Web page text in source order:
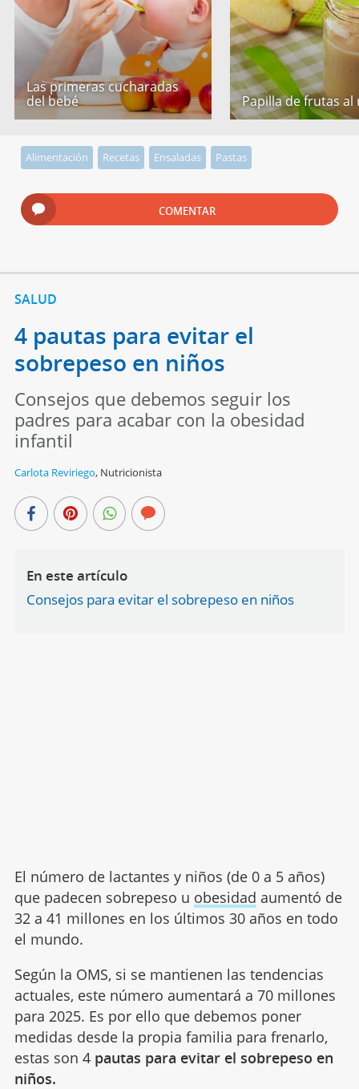
Las primeras cucharadas
del bebé
Papilla de frutas al
Alimentación Recetas Ensaladas Pastas
COMENTAR
SALUD
4 pautas para evitar el
sobrepeso en niños
Consejos que debemos seguir los
padres para acabar con la obesidad
infantil
Carlota Reviriego, Nutricionista
En este artículo
Consejos para evitar el sobrepeso en niños
El número de lactantes y niños (de 0 a 5 años)
que padecen sobrepeso u obesidad aumentó de
32 a 41 millones en los últimos 30 años en todo
el mundo.
Según la OMS, si se mantienen las tendencias
actuales, este número aumentará a 70 millones
para 2025. Es por ello que debemos poner
medidas desde la propia familia para frenarlo,
estas son 4pautas para evitar el sobrepeso en
niños.